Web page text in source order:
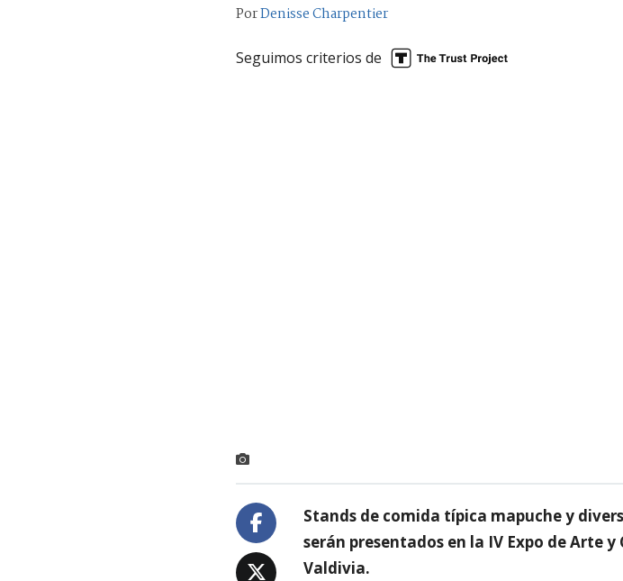
PorDenisse Charpentier
Seguimos criterios de
Stands de comida típica mapuche y
serán presentados en la IV Expo de Arte
Valdivia.